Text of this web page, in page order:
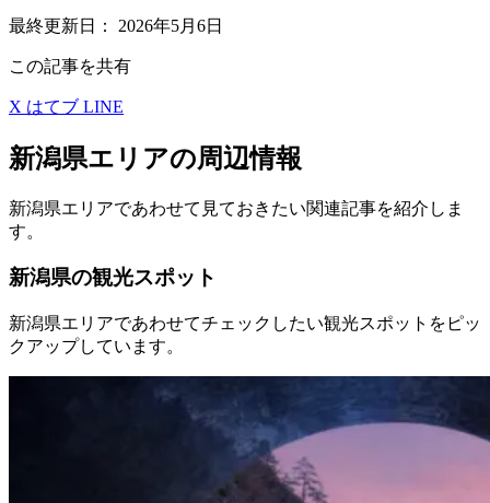
最終更新日： 2026年5月6日
この記事を共有
X はてブ LINE
新潟県エリアの周辺情報
新潟県エリアであわせて見ておきたい関連記事を紹介しま
す。
新潟県の観光スポット
新潟県エリアであわせてチェックしたい観光スポットをピッ
クアップしています。